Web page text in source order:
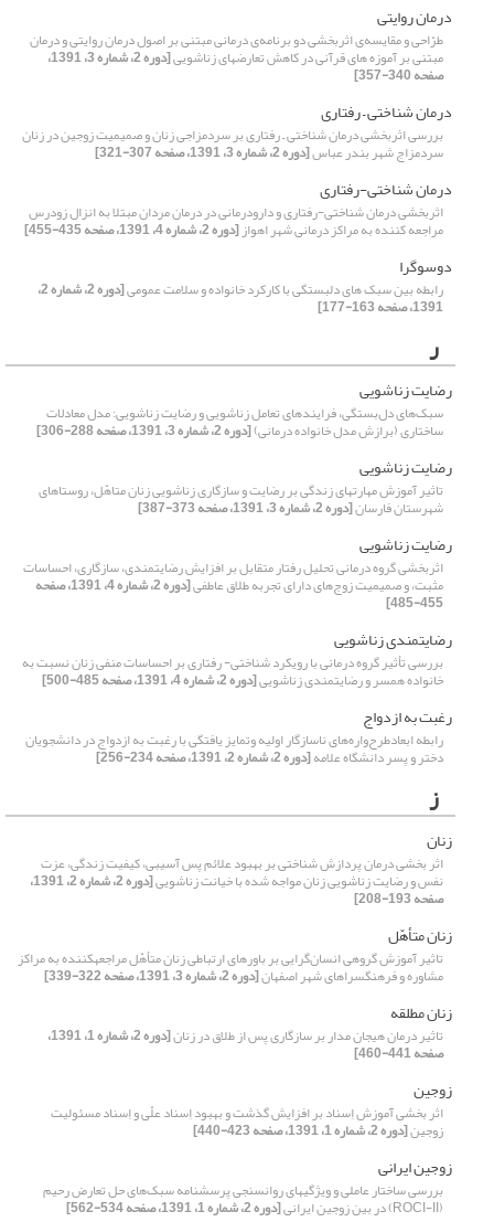
درمان ‏روایتی
طرّاحی و مقایسه‌ی اثربخشی دو برنامه‌ی درمانی مبتنی بر اصول درمان روایتی و درمان
مبتنی بر آموزه ‌های قرآنی در کاهش تعارض‏های زناشویی [دوره 2، شماره 3، 1391،
صفحه 340-357]
درمان شناختی – رفتاری
بررسی اثربخشی درمان شناختی – رفتاری بر سردمزاجی زنان و صمیمیت زوجین در زنان
سردمزاج شهر بندر عباس[دوره 2، شماره 3، 1391، صفحه 307-321]
درمان شناختی-رفتاری
اثربخشی درمان شناختی-رفتاری و دارودرمانی در درمان مردان مبتلا به انزال زودرس
مراجعه کننده به مراکز درمانی شهر اهواز[دوره 2، شماره 4، 1391، صفحه 435-455]
دوسوگرا
رابطه بین سبک های دلبستگی با کارکرد خانواده و سلامت عمومی [دوره 2، شماره 2،
1391، صفحه 163-177]
ر
رضایت زناشویی
سبک‌های دل‌بستگی، فرایندهای تعامل زناشویی و رضایت زناشویی: مدل معادلات
ساختاری (برازش مدل خانواده درمانی)[دوره 2، شماره 3، 1391، صفحه 288-306]
رضایت زناشویی
تاثیر آموزش مهارت‏های زندگی بر رضایت و سازگاری زناشویی زنان متاهّل، روستاهای
شهرستان فارسان[دوره 2، شماره 3، 1391، صفحه 373-387]
رضایت زناشویی
اثربخشی گروه درمانی تحلیل رفتار متقابل بر افزایش رضایتمندی، سازگاری، احساسات
مثبت، و صمیمیت زوج‌های دارای تجربه طلاق عاطفی [دوره 2، شماره 4، 1391، صفحه
455-485]
رضایتمندی زناشویی
بررسی تأثیر گروه درمانی با رویکرد شناختی- رفتاری بر احساسات منفی زنان نسبت به
خانواده همسر و رضایتمندی زناشویی[دوره 2، شماره 4، 1391، صفحه 485-500]
رغبت به ازدواج
رابطه ابعادطرح‌واره‌های ناسازگار اولیه وتمایز یافتگی با رغبت به ازدواج در دانشجویان
دختر و پسر دانشگاه علامه[دوره 2، شماره 2، 1391، صفحه 234-256]
ز
زنان
اثر بخشی درمان پردازش شناختی بر بهبود علائم پس آسیبی، کیفیت زندگی، عزت
نفس و رضایت زناشویی زنان مواجه شده با خیانت زناشویی [دوره 2، شماره 2، 1391،
صفحه 193-208]
زنان متأهّل
تاثیر آموزش گروهی انسان‌گرایی بر باورهای ارتباطی زنان متأهّل مراجعه‏کننده به مراکز
مشاوره و فرهنگسراهای شهر اصفهان[دوره 2، شماره 3، 1391، صفحه 322-339]
زنان مطلقه
تاثیر درمان هیجان مدار بر سازگاری پس از طلاق در زنان [دوره 2، شماره 1، 1391،
صفحه 441-460]
زوجین
اثر بخشی آموزش اِسناد بر افزایش گذشت و بهبود اِسناد علّی و اِسناد مسئولیت
زوجین[دوره 2، شماره 1، 1391، صفحه 423-440]
زوجین ایرانی
بررسی ساختار عاملی و ویژگی‎های روان‎سنجی پرسشنامه سبک‌های حل تعارض رحیم
(ROCI-II) در بین زوجین ایرانی [دوره 2، شماره 1، 1391، صفحه 534-562]